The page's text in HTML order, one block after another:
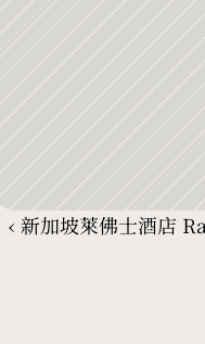
‹ 新加坡萊佛士酒店